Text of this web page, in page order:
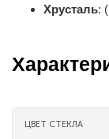
Хрусталь:
ЦВЕТ СТЕКЛА